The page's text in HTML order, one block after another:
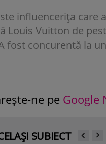
influencerița care
Louis Vuitton de
fost concurentă la
ne pe Google
SUBIECT